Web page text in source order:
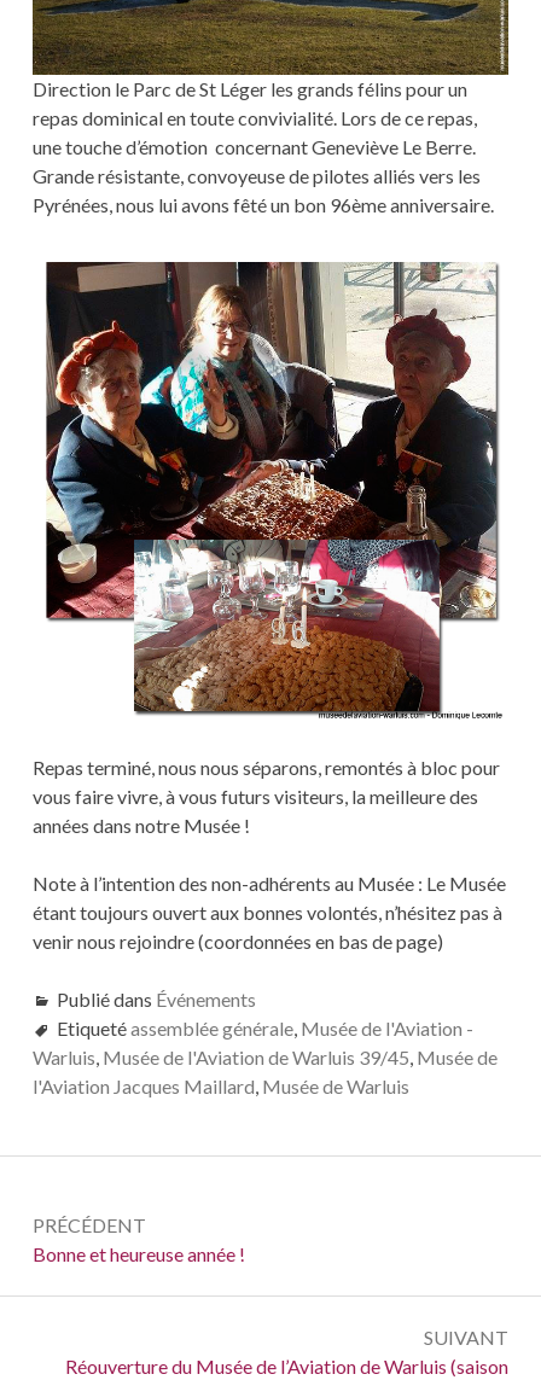
Direction le Parc de St Léger les grands félins pour un
repas dominical en toute convivialité. Lors de ce repas,
une touche d’émotion concernant Geneviève Le Berre.
Grande résistante, convoyeuse de pilotes alliés vers les
Pyrénées, nous lui avons fêté un bon 96ème anniversaire.
Repas terminé, nous nous séparons, remontés à bloc pour
vous faire vivre, à vous futurs visiteurs, la meilleure des
années dans notre Musée !
Note à l’intention des non-adhérents au Musée : Le Musée
étant toujours ouvert aux bonnes volontés, n’hésitez pas à
venir nous rejoindre (coordonnées en bas de page)
Publié dans Événements
Etiquetéassemblée générale, Musée de l'Aviation -
Warluis, Musée de l'Aviation de Warluis 39/45, Musée de
l'Aviation Jacques Maillard, Musée de Warluis
de
l’article
PRÉCÉDENT
Précédent :
Bonne et heureuse année !
SUIVANT
Suivant :
Réouverture du Musée de l’Aviation de Warluis (saison